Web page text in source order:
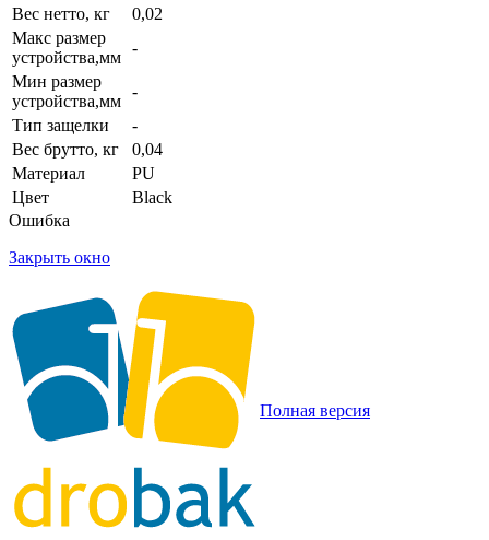
Вес нетто, кг
0,02
Макс размер
устройства,мм
-
Мин размер
устройства,мм
-
Тип защелки
-
Вес брутто, кг
0,04
Материал
PU
Цвет
Black
Ошибка
Закрыть окно
Полная версия